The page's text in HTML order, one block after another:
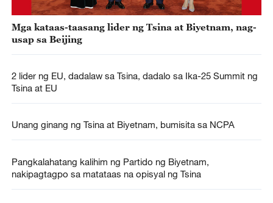
Mga kataas-taasang lider ng Tsina at Biyetnam, nag-
usap sa Beijing
2 lider ng EU, dadalaw sa Tsina, dadalo sa Ika-25 Summit ng
Tsina at EU
Unang ginang ng Tsina at Biyetnam, bumisita sa NCPA
Pangkalahatang kalihim ng Partido ng Biyetnam,
nakipagtagpo sa matataas na opisyal ng Tsina